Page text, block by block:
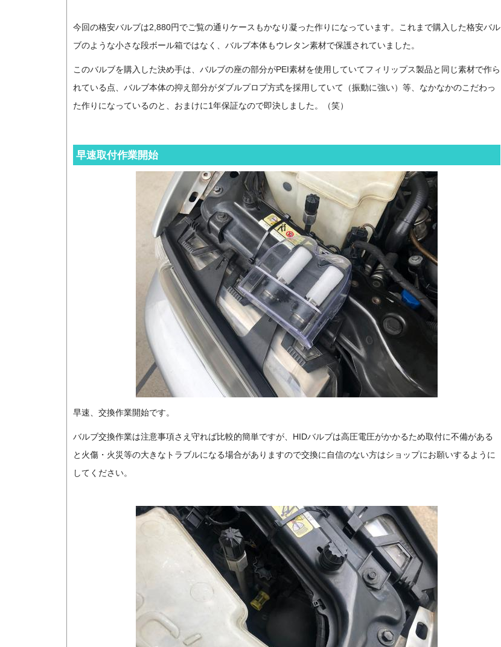
今回の格安バルブは2,880円でご覧の通りケースもかなり凝った作りになっています。これまで購入した格安バル
ブのような小さな段ボール箱ではなく、バルブ本体もウレタン素材で保護されていました。
このバルブを購入した決め手は、バルブの座の部分がPEI素材を使用していてフィリップス製品と同じ素材で作ら
れている点、バルブ本体の抑え部分がダブルプロプ方式を採用していて（振動に強い）等、なかなかのこだわっ
た作りになっているのと、おまけに1年保証なので即決しました。（笑）
早速取付作業開始
早速、交換作業開始です。
バルブ交換作業は注意事項さえ守れば比較的簡単ですが、HIDバルブは高圧電圧がかかるため取付に不備がある
と火傷・火災等の大きなトラブルになる場合がありますので交換に自信のない方はショップにお願いするように
してください。